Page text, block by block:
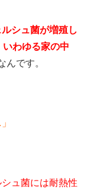
シュ菌が増殖し
わゆる家の中
んです。
シュ菌には耐熱性